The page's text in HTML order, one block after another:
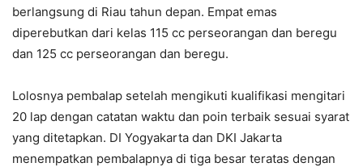
berlangsung di Riau tahun depan. Empat emas
diperebutkan dari kelas 115 cc perseorangan dan beregu
dan 125 cc perseorangan dan beregu.
Lolosnya pembalap setelah mengikuti kualifikasi mengitari
20 lap dengan catatan waktu dan poin terbaik sesuai syarat
yang ditetapkan. DI Yogyakarta dan DKI Jakarta
menempatkan pembalapnya di tiga besar teratas dengan